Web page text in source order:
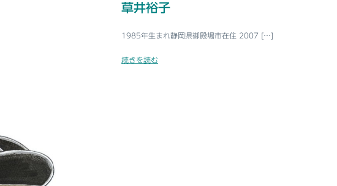
草井裕子
1985年生まれ静岡県御殿場市在住 2007 […]
続きを読む